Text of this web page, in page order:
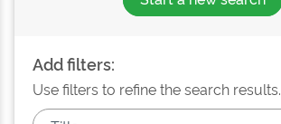
Add filters:
Use filters to refine the search results.